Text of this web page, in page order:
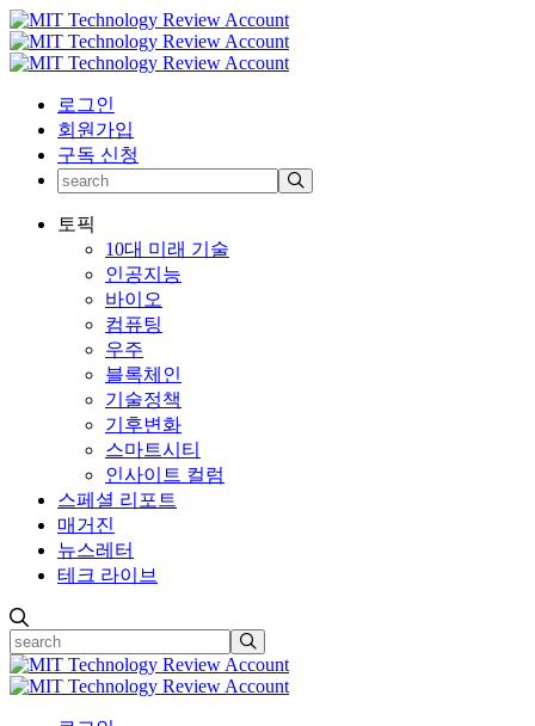
로그인
회원가입
구독 신청
토픽
10대 미래 기술
인공지능
바이오
컴퓨팅
우주
블록체인
기술정책
기후변화
스마트시티
인사이트 컬럼
스페셜 리포트
매거진
뉴스레터
테크 라이브